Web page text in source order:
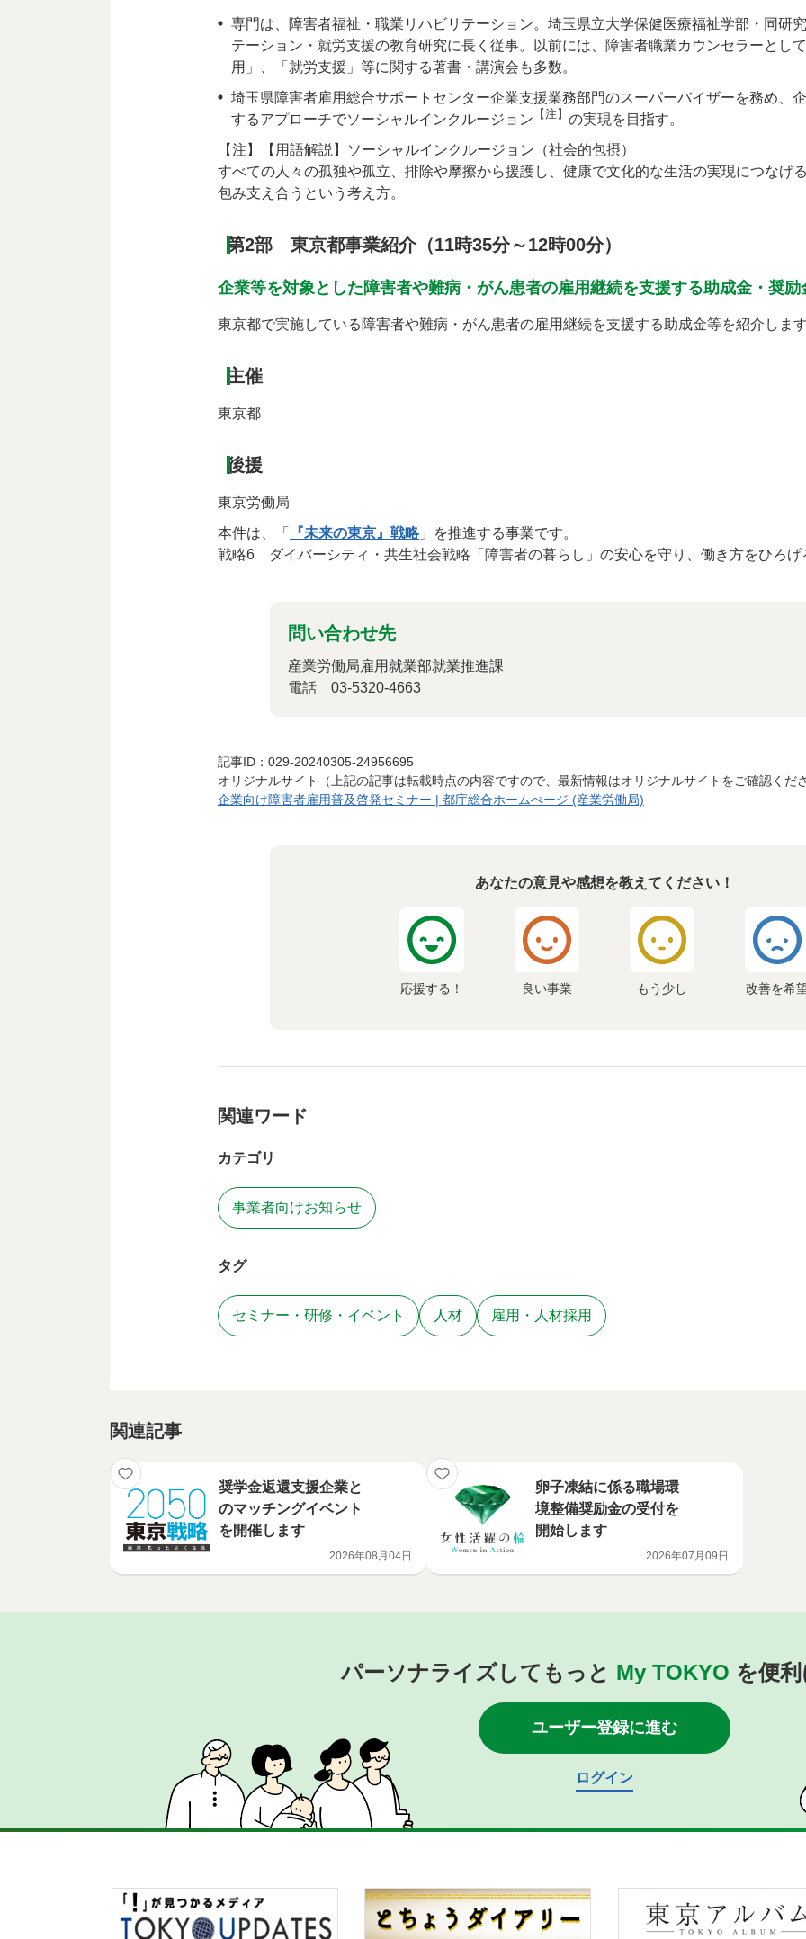
専門は、障害者福祉・職業リハビリテーション。埼玉県立大学保健医療福祉学部・同研
テーション・就労支援の教育研究に長く従事。以前には、障害者職業カウンセラーとし
用」、「就労支援」等に関する著書・講演会も多数。
埼玉県障害者雇用総合サポートセンター企業支援業務部門のスーパーバイザーを務め、
するアプローチでソーシャルインクルージョン 【注】 の実現を目指す。
【注】【用語解説】ソーシャルインクルージョン（社会的包摂）
すべての人々の孤独や孤立、排除や摩擦から援護し、健康で文化的な生活の実現につなげ
包み支え合うという考え方。
第2部 東京都事業紹介（11時35分～12時00分）
企業等を対象とした障害者や難病・がん患者の雇用継続を支援する助成金・奨励
東京都で実施している障害者や難病・がん患者の雇用継続を支援する助成金等を紹介しま
主催
東京都
後援
東京労働局
本件は、「
『未来の東京』戦略」を推進する事業です。
戦略6 ダイバーシティ・共生社会戦略「障害者の暮らし」の安心を守り、働き方をひろげ
問い合わせ先
産業労働局雇用就業部就業推進課
電話 03-5320-4663
記事ID：029-20240305-24956695
オリジナルサイト（上記の記事は転載時点の内容ですので、最新情報はオリジナルサイトをご確認くだ
企業向け障害者雇用普及啓発セミナー | 都庁総合ホームぺージ (産業労働局)
あなたの意見や感想を教えてください！
応援する！ 良い事業 もう少し 改善を希
関連ワード
カテゴリ
事業者向けお知らせ
タグ
セミナー・研修・イベント 人材 雇用・人材採用
関連記事
奨学金返還支援企業と
のマッチングイベント
を開催します
2026年08月04日
卵子凍結に係る職場環
境整備奨励金の受付を
開始します
2026年07月09日
パーソナライズしてもっと My TOKYO を便
ユーザー登録に進む
ログイン